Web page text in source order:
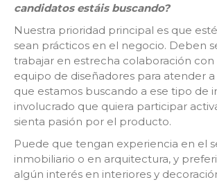
candidatos estáis buscando?
Nuestra prioridad principal es que
sean prácticos en el negocio. Deben
trabajar en estrecha colaboración
equipo de diseñadores para atender a
que estamos buscando a ese tipo de
involucrado que quiera participar
sienta pasión por el producto.
Puede que tengan experiencia en el
inmobiliario o en arquitectura, y
algún interés en interiores y